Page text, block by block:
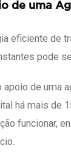
de uma
eficiente de
pode
de uma
há mais de
funcionar,